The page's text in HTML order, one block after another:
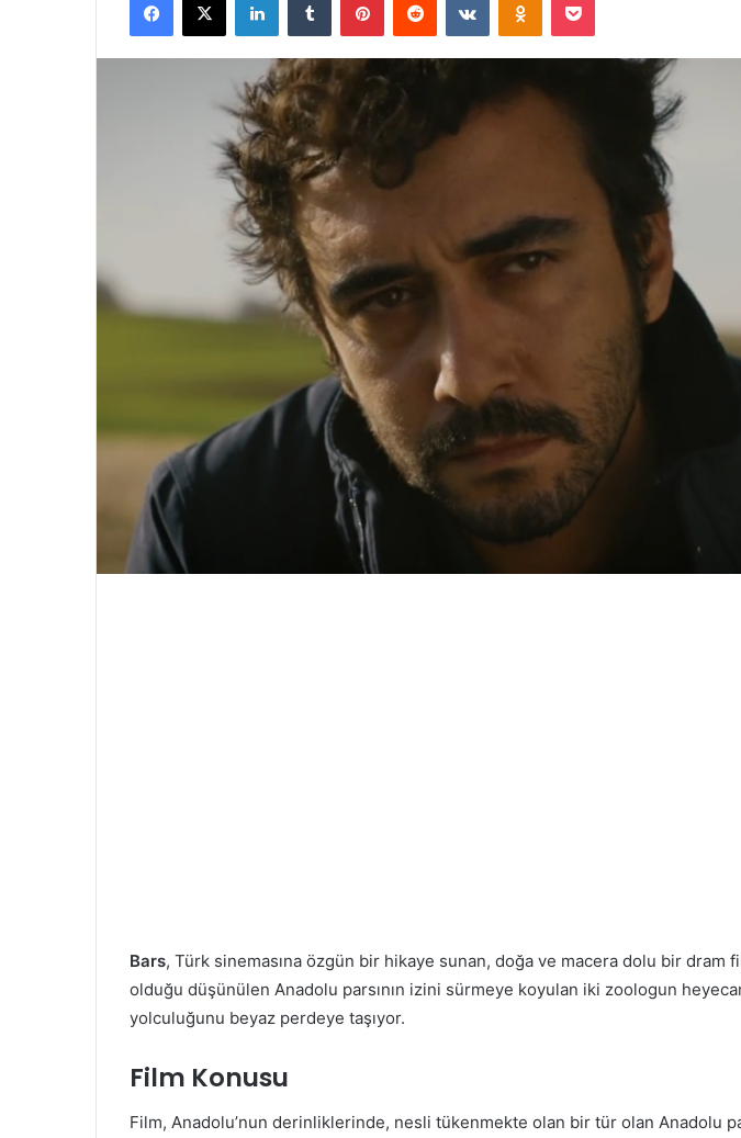
Bars, Türk sinemasına özgün bir hikaye sunan, doğa ve macera dolu bir dram
olduğu düşünülen Anadolu parsının izini sürmeye koyulan iki zoologun
yolculuğunu beyaz perdeye taşıyor.
Film Konusu
Film, Anadolu’nun derinliklerinde, nesli tükenmekte olan bir tür olan Anadolu